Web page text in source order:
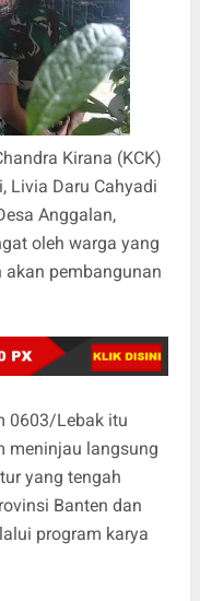
Kirana (KCK)
Livia Daru Cahyadi
Anggalan,
oleh warga yang
pembangunan
0603/Lebak itu
meninjau langsung
yang tengah
Banten dan
program karya